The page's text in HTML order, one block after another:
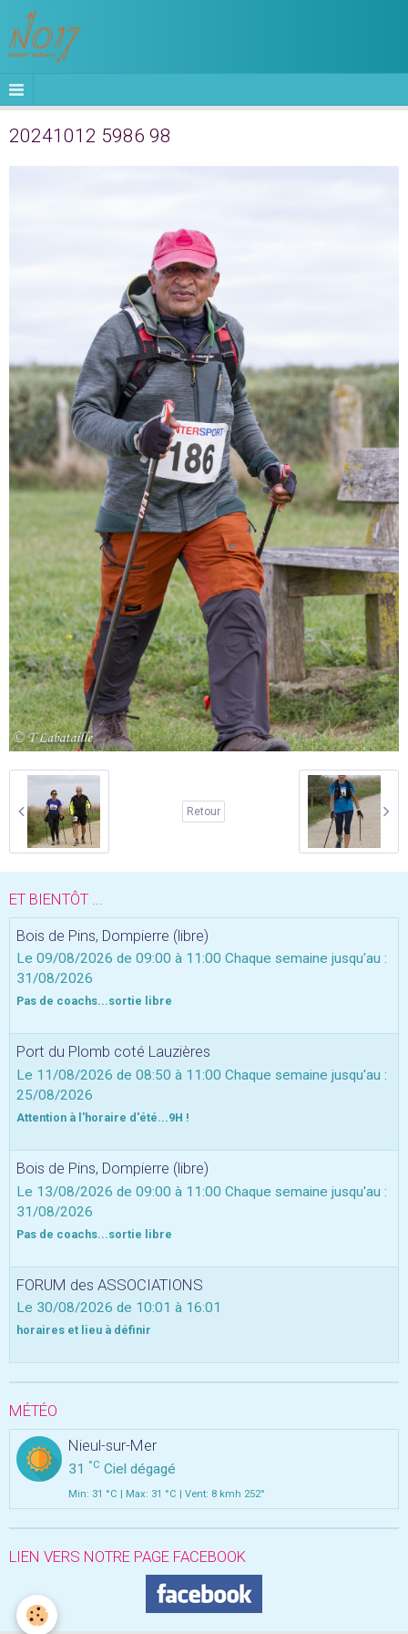
20241012 5986 98
Retour
ET BIENTÔT ...
Bois de Pins, Dompierre (libre)
Le 09/08/2026 de 09:00 à 11:00 Chaque semaine jusqu'au :
31/08/2026
Pas de coachs...sortie libre
Port du Plomb coté Lauzières
Le 11/08/2026 de 08:50 à 11:00 Chaque semaine jusqu'au :
25/08/2026
Attention à l'horaire d'été...9H !
Bois de Pins, Dompierre (libre)
Le 13/08/2026 de 09:00 à 11:00 Chaque semaine jusqu'au :
31/08/2026
Pas de coachs...sortie libre
FORUM des ASSOCIATIONS
Le 30/08/2026 de 10:01 à 16:01
horaires et lieu à définir
MÉTÉO
Nieul-sur-Mer
31 °C Ciel dégagé
Min: 31 °C | Max: 31 °C | Vent: 8 kmh 252°
LIEN VERS NOTRE PAGE FACEBOOK